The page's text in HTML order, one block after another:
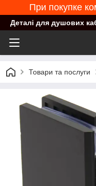
При покупке
Деталі для душових
Товари та послуги